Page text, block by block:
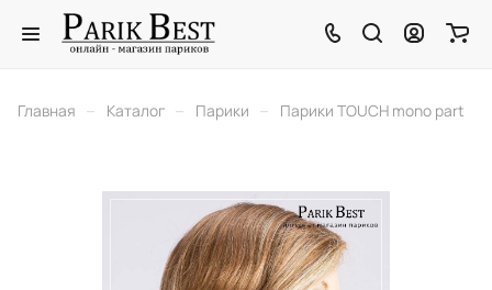
Главная – Каталог – Парики – Парики TOUCH mono part